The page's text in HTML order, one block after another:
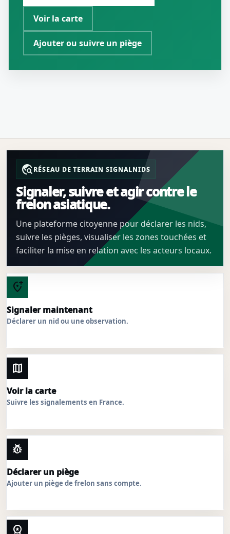
Voir la carte
Ajouter ou suivre un piège
travel_exploreRÉSEAU DE TERRAIN SIGNALNIDS
Signaler, suivre et agir contre le
frelon asiatique.
Une plateforme citoyenne pour déclarer les nids,
suivre les pièges, visualiser les zones touchées et
faciliter la mise en relation avec les acteurs locaux.
add_location_alt
Signaler maintenant
Déclarer un nid ou une observation.
map
Voir la carte
Suivre les signalements en France.
pest_control
Déclarer un piège
Ajouter un piège de frelon sans compte.
workspace_premium